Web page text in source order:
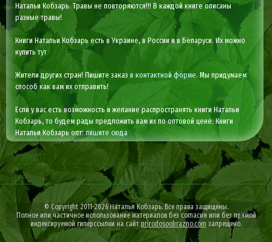
Натальи Кобзарь. Травы не повторяются!!! В каждой книге описаны
разные травы!
Книги Натальи Кобзарь есть в Украине, в России и в Беларуси. Их можно
купитьтут
Жители других стран! Пишите заказв контактной форме. Мы придумаем
способ как вам их отправить!
Если у вас есть возможность и желание распространять книги Натальи
Кобзарь, то будем рады предложить вам их по оптовой цене. Книги
Натальи Кобзарь опт:пишите сюда
© Copyright 2011-2026 Наталья Кобзарь. Все права защищены.
Полное или частичное использование материалов без согласия или без прямой
индексируемой гиперссылки на сайт prirodosoobrazno.com запрещено.